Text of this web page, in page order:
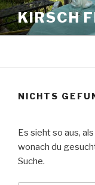
Zum
Inhalt
springen
KIRSCH
NICHTS
Es sieht so aus,
wonach du
Suche.